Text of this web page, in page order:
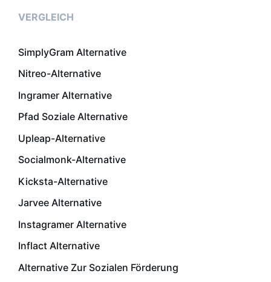
VERGLEICH
SimplyGram Alternative
Nitreo-Alternative
Ingramer Alternative
Pfad Soziale Alternative
Upleap-Alternative
Socialmonk-Alternative
Kicksta-Alternative
Jarvee Alternative
Instagramer Alternative
Inflact Alternative
Alternative Zur Sozialen Förderung